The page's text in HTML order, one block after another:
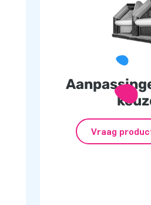
Vraag